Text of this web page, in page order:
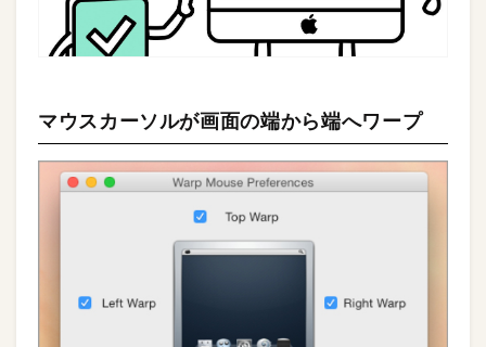
マウスカーソルが画面の端から端へワープ